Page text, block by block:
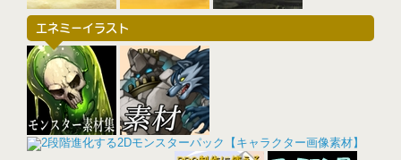
エネミーイラスト